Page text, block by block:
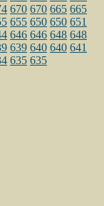
670 670 665 665
655 650 650 651
646 646 648 648
639 640 640 641
635 635